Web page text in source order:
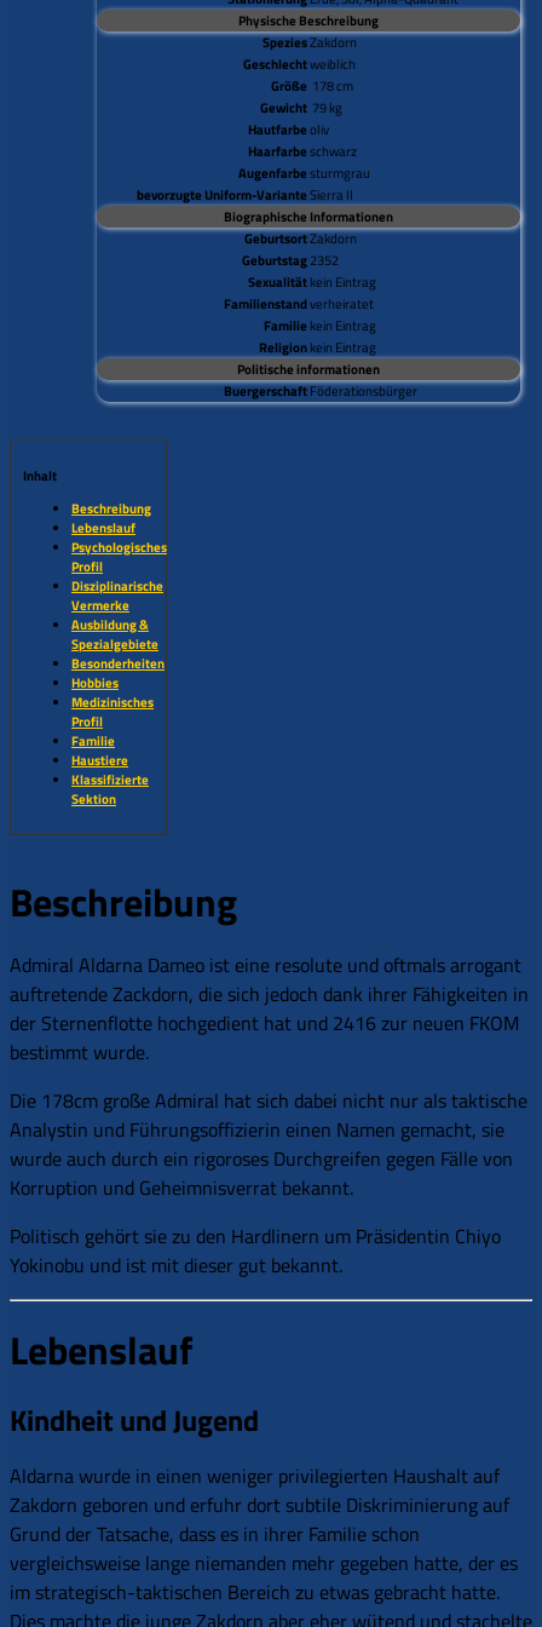
Physische Beschreibung
SpeziesZakdorn
Geschlechtweiblich
Größe 178 cm
Gewicht 79 kg
Hautfarbeoliv
Haarfarbeschwarz
Augenfarbesturmgrau
bevorzugte Uniform-VarianteSierra II
Biographische Informationen
GeburtsortZakdorn
Geburtstag2352
Sexualitätkein Eintrag
Familienstandverheiratet
Familiekein Eintrag
Religionkein Eintrag
Politische informationen
BuergerschaftFöderationsbürger
Inhalt
Beschreibung
Lebenslauf
Psychologisches
Profil
Disziplinarische
Vermerke
Ausbildung &
Spezialgebiete
Besonderheiten
Hobbies
Medizinisches
Profil
Familie
Haustiere
Klassifizierte
Sektion
Beschreibung
Admiral Aldarna Dameo ist eine resolute und oftmals arrogant
auftretende Zackdorn, die sich jedoch dank ihrer Fähigkeiten in
der Sternenflotte hochgedient hat und 2416 zur neuen FKOM
bestimmt wurde.
Die 178cm große Admiral hat sich dabei nicht nur als taktische
Analystin und Führungsoffizierin einen Namen gemacht, sie
wurde auch durch ein rigoroses Durchgreifen gegen Fälle von
Korruption und Geheimnisverrat bekannt.
Politisch gehört sie zu den Hardlinern um Präsidentin Chiyo
Yokinobu und ist mit dieser gut bekannt.
Lebenslauf
Kindheit und Jugend
Aldarna wurde in einen weniger privilegierten Haushalt auf
Zakdorn geboren und erfuhr dort subtile Diskriminierung auf
Grund der Tatsache, dass es in ihrer Familie schon
vergleichsweise lange niemanden mehr gegeben hatte, der es
im strategisch-taktischen Bereich zu etwas gebracht hatte.